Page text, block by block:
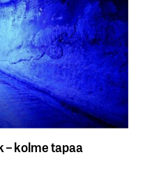
– kolme tapaa